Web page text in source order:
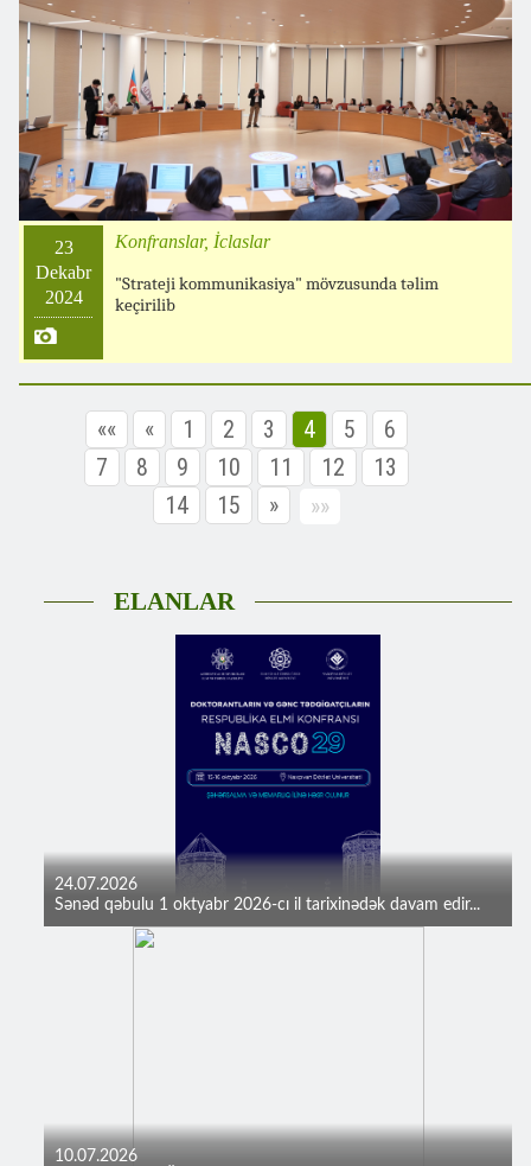
23
Dekabr
2024
Konfranslar, İclaslar
"Strateji kommunikasiya" mövzusunda təlim
keçirilib
«« « 1 2 3 4 5
6
7
8 9 10 11 12
13
14
15 » »»
ELANLAR
24.07.2026
Sənəd qəbulu 1 oktyabr 2026-cı il tarixinədək davam edir...
10.07.2026